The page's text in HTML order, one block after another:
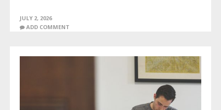
JULY 2, 2026
ADD COMMENT